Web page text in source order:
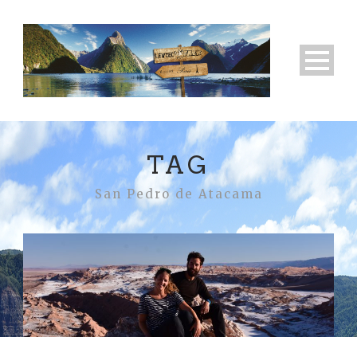
TAG
San Pedro de Atacama